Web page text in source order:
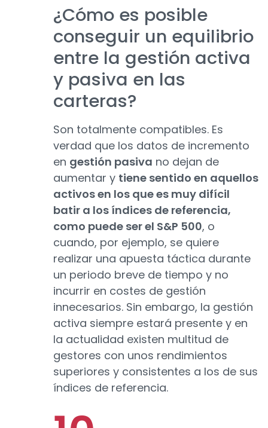
¿Cómo es posible
conseguir un equilibrio
entre la gestión activa
y pasiva en las
carteras?
Son totalmente compatibles. Es
verdad que los datos de incremento
en gestión pasiva no dejan de
aumentar y tiene sentido en aquellos
activos en los que es muy difícil
batir a los índices de referencia,
como puede ser el S&P 500, o
cuando, por ejemplo, se quiere
realizar una apuesta táctica durante
un periodo breve de tiempo y no
incurrir en costes de gestión
innecesarios. Sin embargo, la gestión
activa siempre estará presente y en
la actualidad existen multitud de
gestores con unos rendimientos
superiores y consistentes a los de sus
índices de referencia.